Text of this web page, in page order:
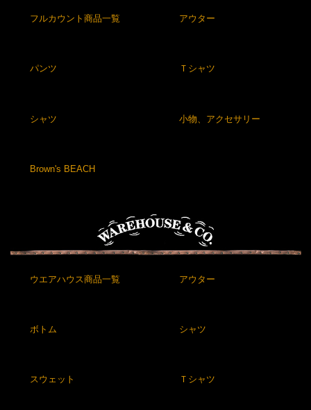
フルカウント商品一覧 アウター
パンツ Ｔシャツ
シャツ 小物、アクセサリー
Brown's BEACH
ウエアハウス商品一覧 アウター
ボトム シャツ
スウェット Ｔシャツ